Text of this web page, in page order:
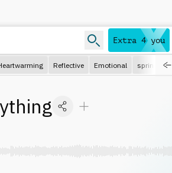
Extra 4 you
Reflective Emotional spring